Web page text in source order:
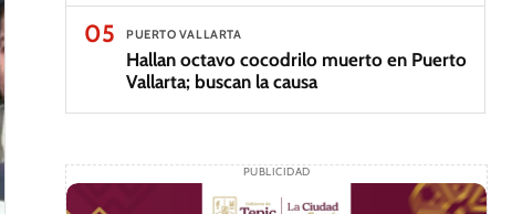
05 PUERTO VALLARTA
Hallan octavo cocodrilo muerto en Puerto
Vallarta; buscan la causa
PUBLICIDAD